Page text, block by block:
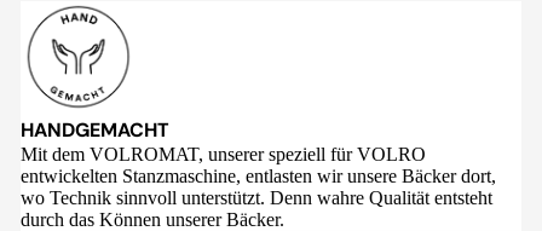
HANDGEMACHT
Mit dem VOLROMAT, unserer speziell für VOLRO
entwickelten Stanzmaschine, entlasten wir unsere Bäcker dort,
wo Technik sinnvoll unterstützt. Denn wahre Qualität entsteht
durch das Können unserer Bäcker.